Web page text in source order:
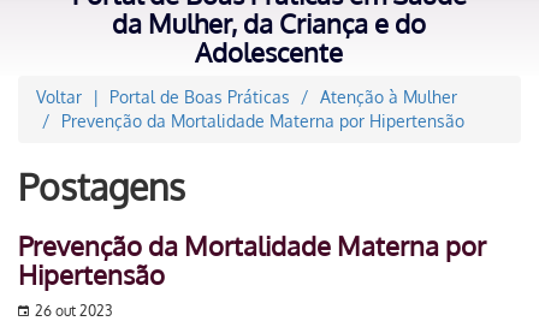
Acesso à informação
Canais
da Mulher, da Criança e do
Adolescente
Voltar Portal de Boas Práticas
Atenção à Mulher
Prevenção da Mortalidade Materna por Hipertensão
Postagens
Prevenção da Mortalidade Materna por
Hipertensão
26 out 2023